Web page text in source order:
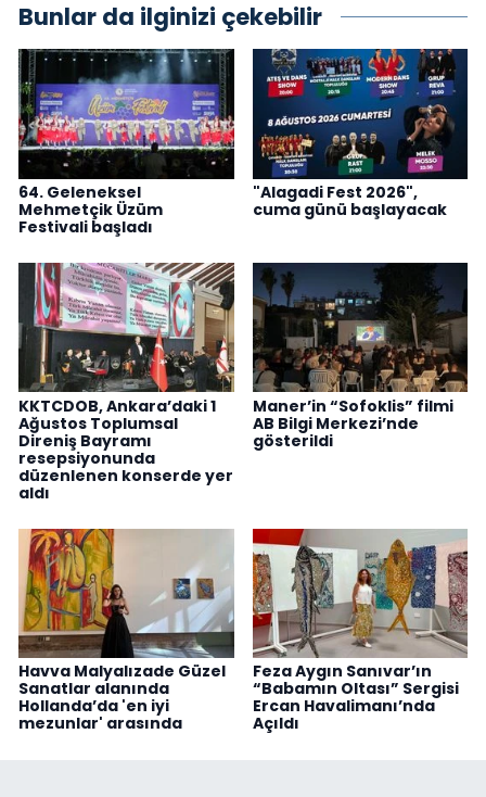
Bunlar da ilginizi çekebilir
64. Geleneksel
Mehmetçik Üzüm
Festivali başladı
"Alagadi Fest 2026",
cuma günü başlayacak
KKTCDOB, Ankara’daki 1
Ağustos Toplumsal
Direniş Bayramı
resepsiyonunda
düzenlenen konserde yer
aldı
Maner’in “Sofoklis” filmi
AB Bilgi Merkezi’nde
gösterildi
Havva Malyalızade Güzel
Sanatlar alanında
Hollanda’da 'en iyi
mezunlar' arasında
Feza Aygın Sanıvar’ın
“Babamın Oltası” Sergisi
Ercan Havalimanı’nda
Açıldı